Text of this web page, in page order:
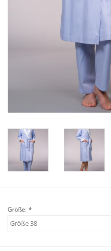
Edles aus Cashmere
Accessoires Spa
Angebote
Geprüfter Webshop
Größe: *